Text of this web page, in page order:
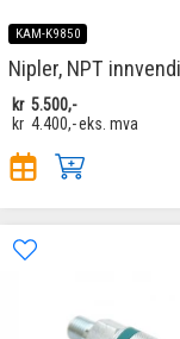
KAM-K9850
Nipler, NPT
kr 5.500,-
kr 4.400,-eks. mva